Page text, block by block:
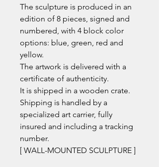
The sculpture is produced in an
edition of 8 pieces, signed and
numbered, with 4 block color
options: blue, green, red and
yellow.
The artwork is delivered with a
certificate of authenticity.
It is shipped in a wooden crate.
Shipping is handled by a
specialized art carrier, fully
insured and including a tracking
number.
[ WALL-MOUNTED SCULPTURE ]